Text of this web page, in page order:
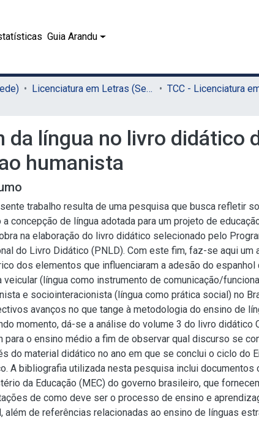
Guia Arandu
Licenciatura em Letras (Sede)
da língua no livro didático
humanista
trabalho resulta de uma pesquisa que busca refletir
a concepção de língua adotada para um projeto de
na elaboração do livro didático selecionado pelo
do Livro Didático (PNLD). Com este fim, faz-se aqui um
dos elementos que influenciaram a adesão do espanhol
veicular (língua como instrumento de comunicação/
e sociointeracionista (língua como prática social) no
avanços no que tange à metodologia do ensino de
momento, dá-se a análise do volume 3 do livro didático
para o ensino médio a fim de observar qual discurso se
do material didático no ano em que se conclui o ciclo do
A bibliografia utilizada nesta pesquisa inclui documentos
da Educação (MEC) do governo brasileiro, que
de como deve ser o processo de ensino e
além de referências relacionadas ao ensino de línguas